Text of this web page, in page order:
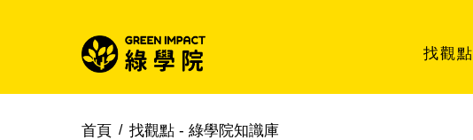
找觀點
首頁 找觀點 - 綠學院知識庫